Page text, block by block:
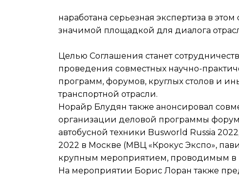
наработана серьезная экспертиза в
значимой площадкой для диалога
Целью Соглашения станет
проведения совместных научно-
программ, форумов, круглых столов и
транспортной отрасли.
Норайр Блудян также анонсировал
организации деловой программы
автобусной техники Busworld Russia
2022 в Москве (МВЦ «Крокус Экспо»,
крупным мероприятием, проводимым в
На мероприятии Борис Лоран также